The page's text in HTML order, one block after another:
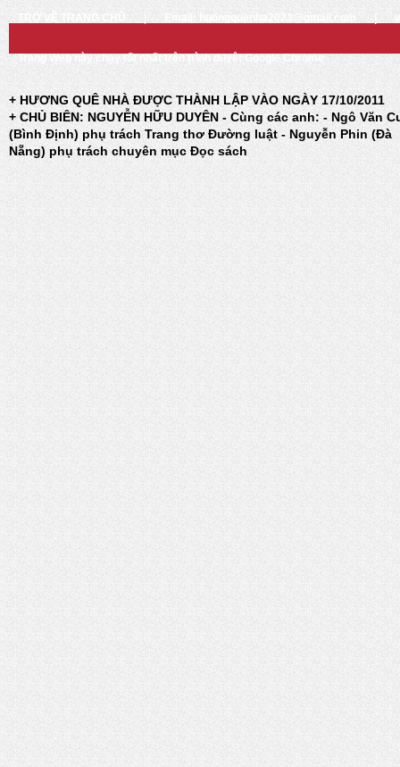
TRỞ VỀ TRANG CHỦ Email: huongquenha2023@gmail.com
Trang Web này chạy tốt nhất trên trình duyệt Google Chrome
+ HƯƠNG QUÊ NHÀ ĐƯỢC THÀNH LẬP VÀO NGÀY 17/10/2011
+ CHỦ BIÊN: NGUYỄN HỮU DUYÊN - Cùng các anh: - Ngô Văn
(Bình Định) phụ trách Trang thơ Đường luật - Nguyễn Phin (Đà
Nẵng) phụ trách chuyên mục Đọc sách